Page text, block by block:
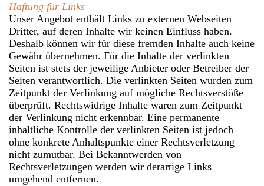
Haftung für Links
Unser Angebot enthält Links zu externen Webseiten
Dritter, auf deren Inhalte wir keinen Einfluss haben.
Deshalb können wir für diese fremden Inhalte auch keine
Gewähr übernehmen. Für die Inhalte der verlinkten
Seiten ist stets der jeweilige Anbieter oder Betreiber der
Seiten verantwortlich. Die verlinkten Seiten wurden zum
Zeitpunkt der Verlinkung auf mögliche Rechtsverstöße
überprüft. Rechtswidrige Inhalte waren zum Zeitpunkt
der Verlinkung nicht erkennbar. Eine permanente
inhaltliche Kontrolle der verlinkten Seiten ist jedoch
ohne konkrete Anhaltspunkte einer Rechtsverletzung
nicht zumutbar. Bei Bekanntwerden von
Rechtsverletzungen werden wir derartige Links
umgehend entfernen.